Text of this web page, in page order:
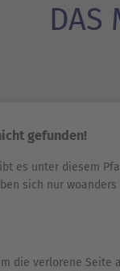
DAS
gefunden!
es unter diesem
sich nur
die verlorene Seite